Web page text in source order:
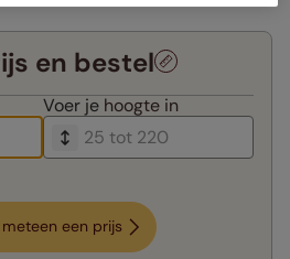
en bestel
Voer je hoogte in
meteen een prijs